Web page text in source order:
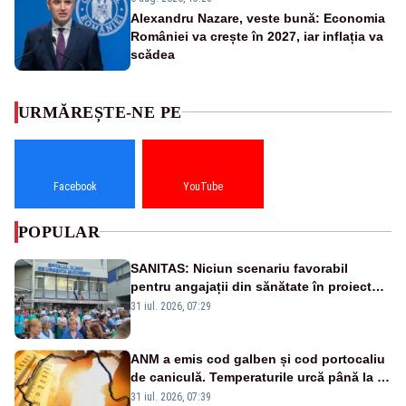
Alexandru Nazare, veste bună: Economia
României va crește în 2027, iar inflația va
scădea
URMĂREȘTE-NE PE
Facebook YouTube
POPULAR
SANITAS: Niciun scenariu favorabil
pentru angajații din sănătate în proiectul
Legii salarizării
31 iul. 2026, 07:29
ANM a emis cod galben și cod portocaliu
de caniculă. Temperaturile urcă până la 38
de grade, iar nopțile devin tropicale
31 iul. 2026, 07:39